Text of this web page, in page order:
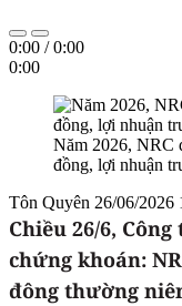
0:00 /0:00
0:00
Năm 2026, NRC
đồng, lợi nhuận
Tôn Quyên 26/06/2026
Chiều 26/6,
chứng khoán:
đông thường